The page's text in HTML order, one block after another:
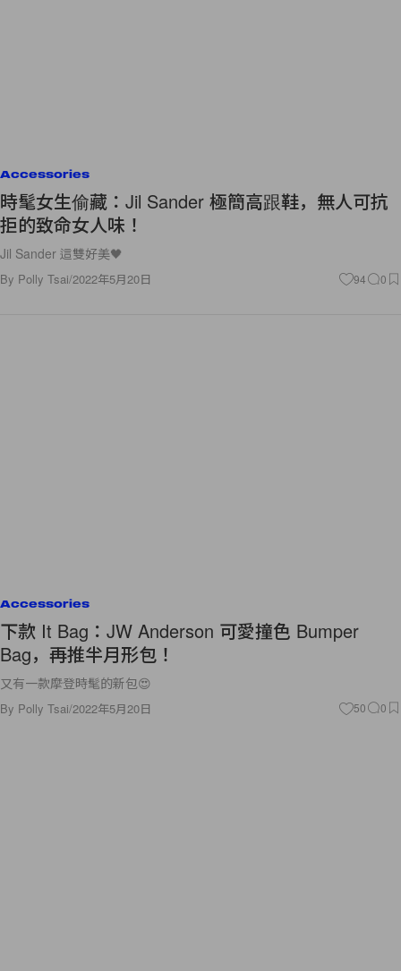
Accessories
時髦女生偷藏：Jil Sander 極簡高跟鞋，無人可抗
拒的致命女人味！
Jil Sander 這雙好美🖤
By Polly Tsai/2022年5月20日 94 0
Accessories
下款 It Bag：JW Anderson 可愛撞色 Bumper
Bag，再推半月形包！
又有一款摩登時髦的新包😍
By Polly Tsai/2022年5月20日 50 0